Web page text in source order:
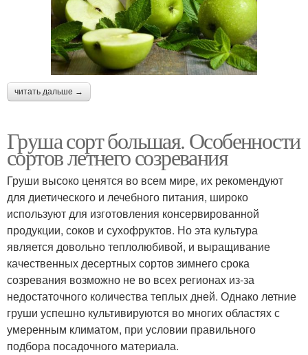
читать дальше →
Груша сорт большая. Особенности
сортов летнего созревания
Груши высоко ценятся во всем мире, их рекомендуют
для диетического и лечебного питания, широко
используют для изготовления консервированной
продукции, соков и сухофруктов. Но эта культура
является довольно теплолюбивой, и выращивание
качественных десертных сортов зимнего срока
созревания возможно не во всех регионах из-за
недостаточного количества теплых дней. Однако летние
груши успешно культивируются во многих областях с
умеренным климатом, при условии правильного
подбора посадочного материала.